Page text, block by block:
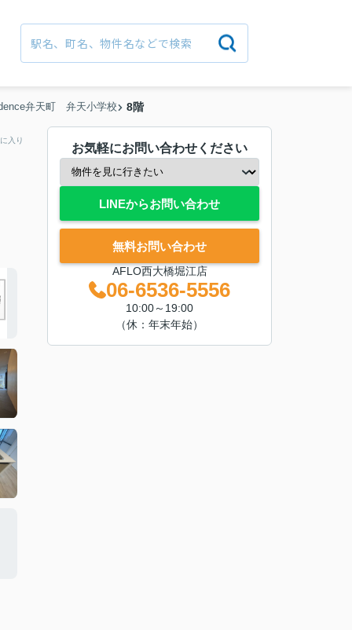
弁天町 弁天小学校 8階
入り
お気軽にお問い合わせください
LINEからお問い合わせ
無料お問い合わせ
AFLO西大橋堀江店
06-6536-5556
10:00～19:00
（休：年末年始）